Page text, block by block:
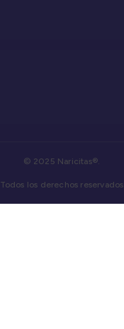
© 2025 Naricitas®.
Todos los derechos reservados